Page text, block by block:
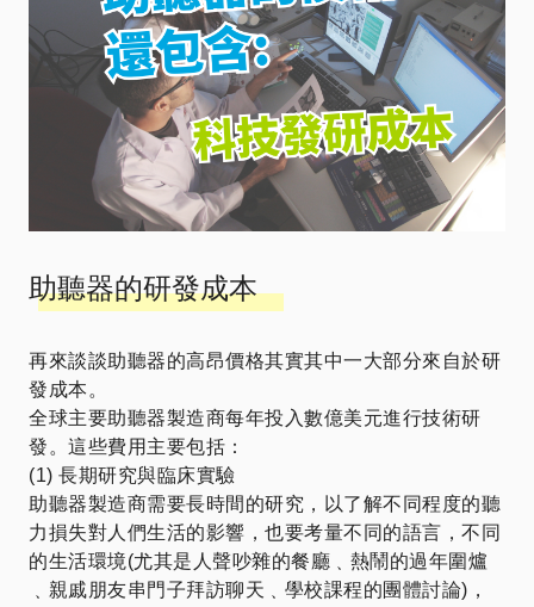
助聽器的研發成本
再來談談助聽器的高昂價格其實其中一大部分來自於研
發成本。
全球主要助聽器製造商每年投入數億美元進行技術研
發。這些費用主要包括：
(1) 長期研究與臨床實驗
助聽器製造商需要長時間的研究，以了解不同程度的聽
力損失對人們生活的影響，也要考量不同的語言，不同
的生活環境(尤其是人聲吵雜的餐廳﹑熱鬧的過年圍爐
﹑親戚朋友串門子拜訪聊天﹑學校課程的團體討論)，